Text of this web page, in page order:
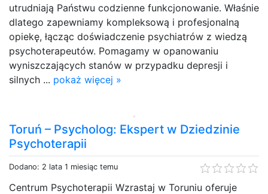
utrudniają Państwu codzienne funkcjonowanie. Właśnie
dlatego zapewniamy kompleksową i profesjonalną
opiekę, łącząc doświadczenie psychiatrów z wiedzą
psychoterapeutów. Pomagamy w opanowaniu
wyniszczających stanów w przypadku depresji i
silnych ... pokaż więcej »
Toruń – Psycholog: Ekspert w Dziedzinie
Psychoterapii
Dodano: 2 lata 1 miesiąc temu
Centrum Psychoterapii Wzrastaj w Toruniu oferuje